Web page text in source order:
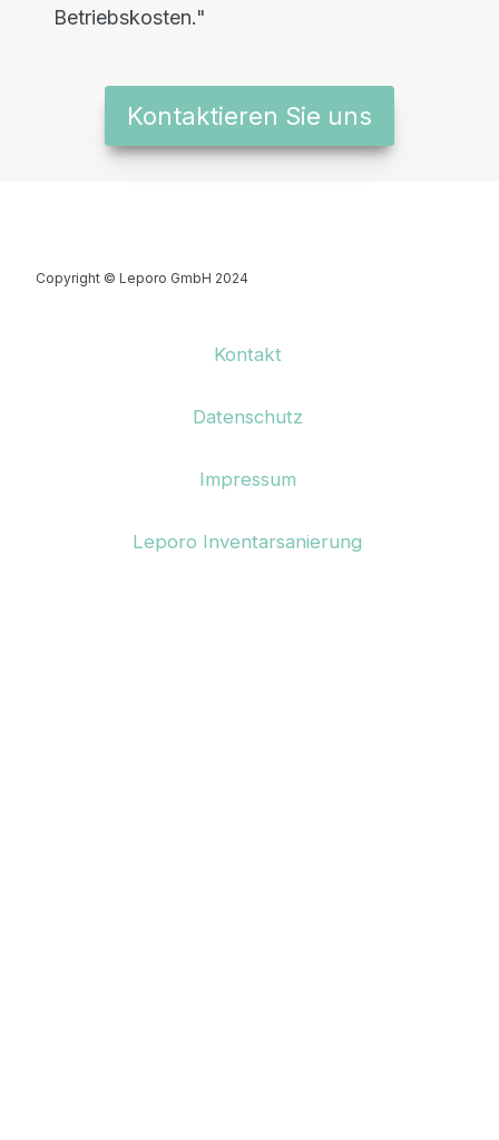
Betriebskosten."
Kontaktieren Sie uns
Copyright © Leporo GmbH 2024
Kontakt
Datenschutz
Impressum
Leporo Inventarsanierung